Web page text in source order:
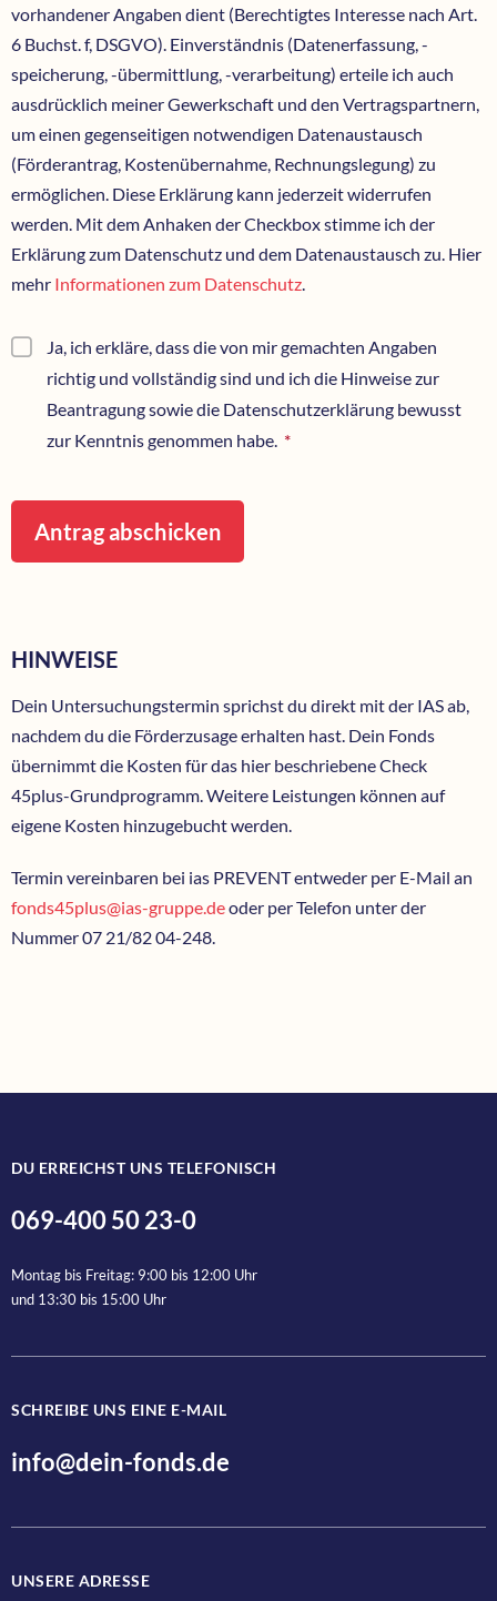
vorhandener Angaben dient (Berechtigtes Interesse nach Art.
6 Buchst. f, DSGVO). Einverständnis (Datenerfassung, -
speicherung, -übermittlung, -verarbeitung) erteile ich auch
ausdrücklich meiner Gewerkschaft und den Vertragspartnern,
um einen gegenseitigen notwendigen Datenaustausch
(Förderantrag, Kostenübernahme, Rechnungslegung) zu
ermöglichen. Diese Erklärung kann jederzeit widerrufen
werden. Mit dem Anhaken der Checkbox stimme ich der
Erklärung zum Datenschutz und dem Datenaustausch zu. Hier
mehr Informationen zum Datenschutz
Ja, ich erkläre, dass die von mir gemachten Angaben
richtig und vollständig sind und ich die Hinweise zur
Beantragung sowie die Datenschutzerklärung bewusst
zur Kenntnis genommen habe. *
Antrag abschicken
HINWEISE
Dein Untersuchungstermin sprichst du direkt mit der IAS ab,
nachdem du die Förderzusage erhalten hast. Dein Fonds
übernimmt die Kosten für das hier beschriebene Check
45plus-Grundprogramm. Weitere Leistungen können auf
eigene Kosten hinzugebucht werden.
Termin vereinbaren bei ias PREVENT entweder per E-Mail an
fonds45plus@ias-gruppe.deoder per Telefon unter der
Nummer 07 21/82 04-248.
DU ERREICHST UNS TELEFONISCH
069-400 50 23-0
Montag bis Freitag: 9:00 bis 12:00 Uhr
und 13:30 bis 15:00 Uhr
SCHREIBE UNS EINE E-MAIL
info@dein-fonds.de
UNSERE ADRESSE